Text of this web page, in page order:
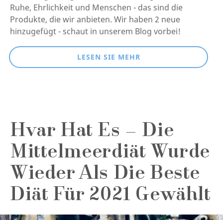
Ruhe, Ehrlichkeit und Menschen - das sind die
Produkte, die wir anbieten. Wir haben 2 neue
hinzugefügt - schaut in unserem Blog vorbei!
LESEN SIE MEHR
Hvar Hat Es – Die
Mittelmeerdiät Wurde
Wieder Als Die Beste
Diät Für 2021 Gewählt